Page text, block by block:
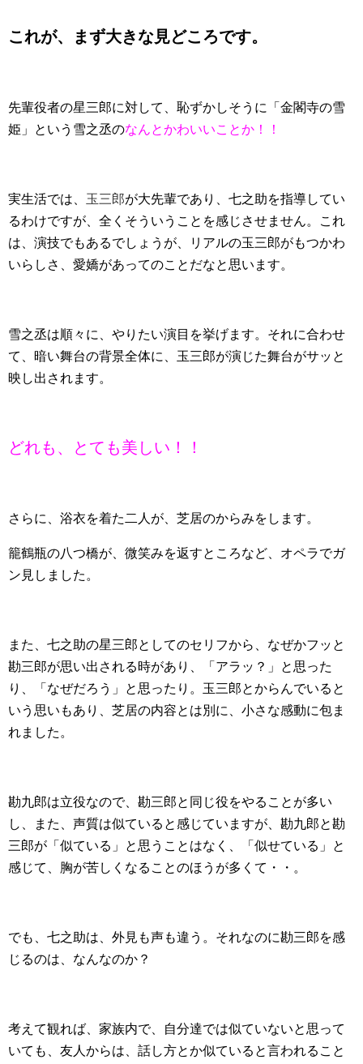
これが、まず大きな見どころです。
先輩役者の星三郎に対して、恥ずかしそうに「金閣寺の雪
姫」という雪之丞のなんとかわいいことか！！
実生活では、 玉三郎が大先輩であり、七之助を指導してい
るわけですが、全くそういうことを感じさせません。これ
は、演技でもあるでしょうが、リアルの玉三郎がもつかわ
いらしさ、愛嬌があってのことだなと思います。
雪之丞は順々に、やりたい演目を挙げます。それに合わせ
て、暗い舞台の背景全体に、玉三郎が演じた舞台がサッと
映し出されます。
どれも、とても美しい！！
さらに、浴衣を着た二人が、芝居のからみをします。
籠鶴瓶の八つ橋が、微笑みを返すところなど、オペラでガ
ン見しました。
また、七之助の星三郎としてのセリフから、なぜかフッと
勘三郎が思い出される時があり、「アラッ？」と思った
り、「なぜだろう」と思ったり。玉三郎とからんでいると
いう思いもあり、芝居の内容とは別に、小さな感動に包ま
れました。
勘九郎は立役なので、勘三郎と同じ役をやることが多い
し、また、声質は似ていると感じていますが、勘九郎と勘
三郎が「似ている」と思うことはなく、「似せている」と
感じて、胸が苦しくなることのほうが多くて・・。
でも、七之助は、外見も声も違う。それなのに勘三郎を感
じるのは、なんなのか？
考えて観れば、家族内で、自分達では似ていないと思って
いても、友人からは、話し方とか似ていると言われること